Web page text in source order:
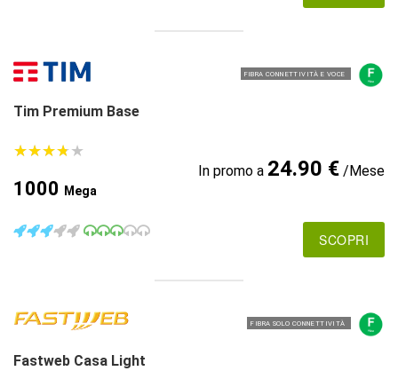
FIBRA CONNETTIVITÀ E VOCE
Tim Premium Base
★★★★★
★★★★★
1000 Mega
In promo a 24.90 €/Mese
SCOPRI
FIBRA SOLO CONNETTIVITÀ
Fastweb Casa Light